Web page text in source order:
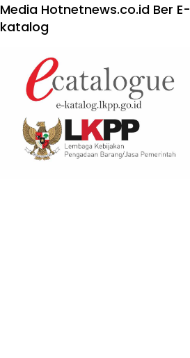
Media Hotnetnews.co.id Ber E-
katalog